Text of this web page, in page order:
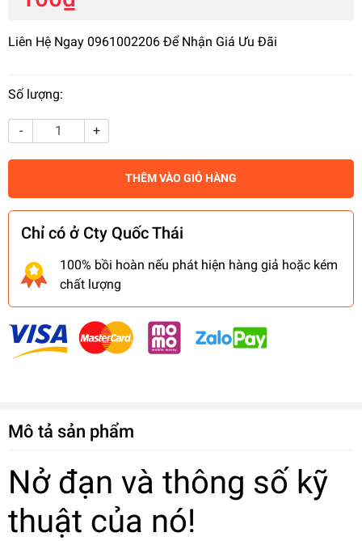
Liên Hệ Ngay 0961002206 Để Nhận Giá Ưu Đãi
Số lượng:
- +
THÊM VÀO GIỎ HÀNG
Chỉ có ở Cty Quốc Thái
100% bồi hoàn nếu phát hiện hàng giả hoặc kém
chất lượng
Mô tả sản phẩm
Nở đạn và thông số kỹ
thuật của nó!